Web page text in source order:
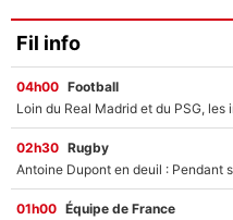
Fil info
04h00 Football
02h30 Rugby
01h00 Équipe de France